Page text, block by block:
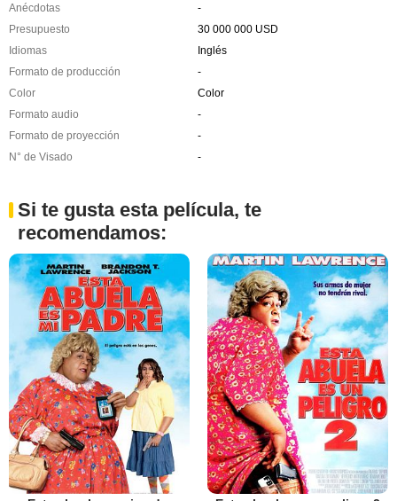
Anécdotas
-
Presupuesto
30 000 000 USD
Idiomas
Inglés
Formato de producción
-
Color
Color
Formato audio
-
Formato de proyección
-
N° de Visado
-
Si te gusta esta película, te
recomendamos: